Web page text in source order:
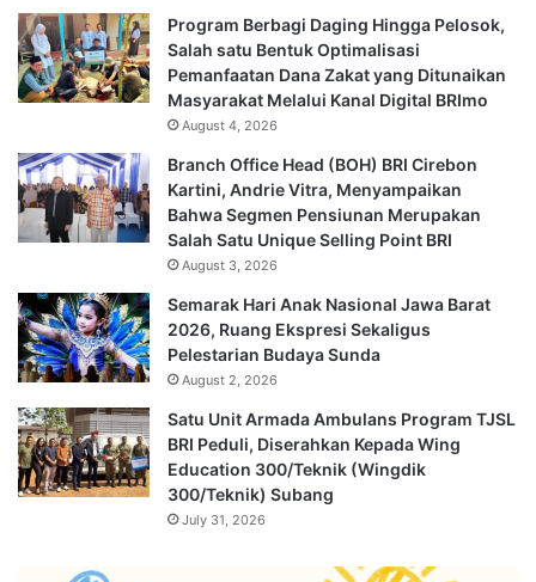
Program Berbagi Daging Hingga Pelosok,
Salah satu Bentuk Optimalisasi
Pemanfaatan Dana Zakat yang Ditunaikan
Masyarakat Melalui Kanal Digital BRImo
August 4, 2026
Branch Office Head (BOH) BRI Cirebon
Kartini, Andrie Vitra, Menyampaikan
Bahwa Segmen Pensiunan Merupakan
Salah Satu Unique Selling Point BRI
August 3, 2026
Semarak Hari Anak Nasional Jawa Barat
2026, Ruang Ekspresi Sekaligus
Pelestarian Budaya Sunda
August 2, 2026
Satu Unit Armada Ambulans Program TJSL
BRI Peduli, Diserahkan Kepada Wing
Education 300/Teknik (Wingdik
300/Teknik) Subang
July 31, 2026